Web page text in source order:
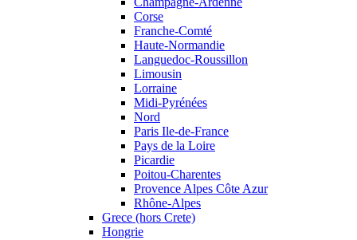
Corse
Franche-Comté
Haute-Normandie
Languedoc-Roussillon
Limousin
Lorraine
Midi-Pyrénées
Nord
Paris Ile-de-France
Pays de la Loire
Picardie
Poitou-Charentes
Provence Alpes Côte Azur
Rhône-Alpes
Grece (hors Crete)
Hongrie